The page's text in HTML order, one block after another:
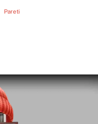
Pareti